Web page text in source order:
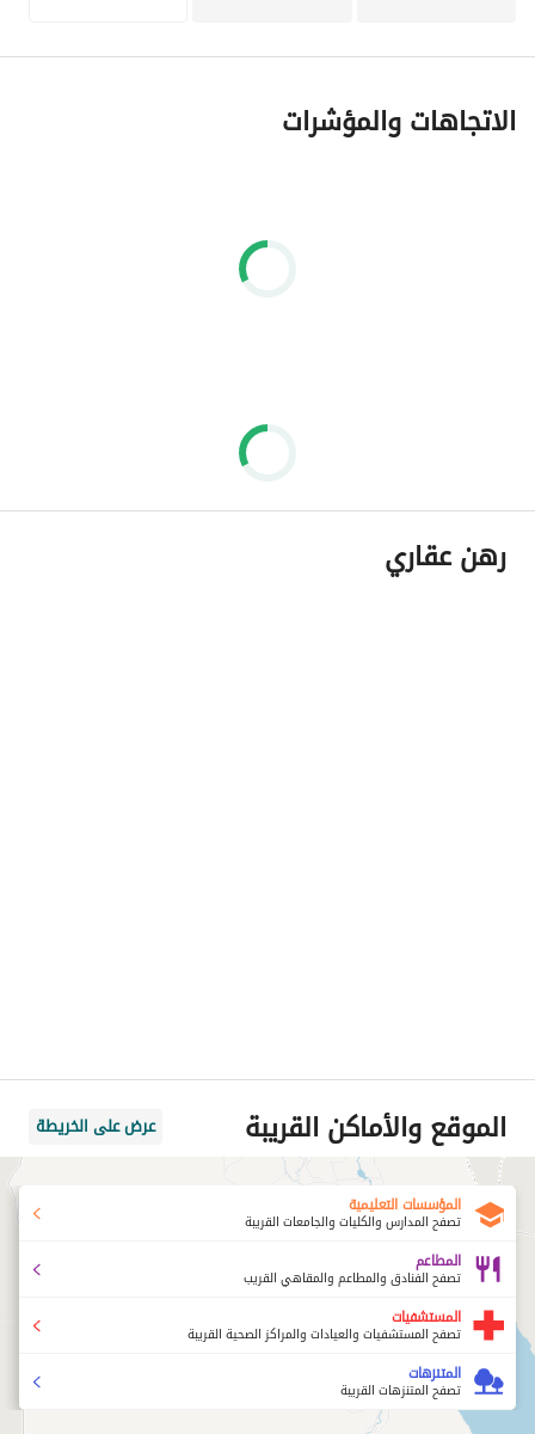
الاتجاهات والمؤشرات
رهن عقاري
الموقع والأماكن القريبة عرض على الخريطة
المؤسسات التعليمية
تصفح المدارس والكليات والجامعات القريبة
المطاعم
تصفح الفنادق والمطاعم والمقاهي القريب
المستشفيات
تصفح المستشفيات والعيادات والمراكز الصحية القريبة
المتنزهات
تصفح المتنزهات القريبة